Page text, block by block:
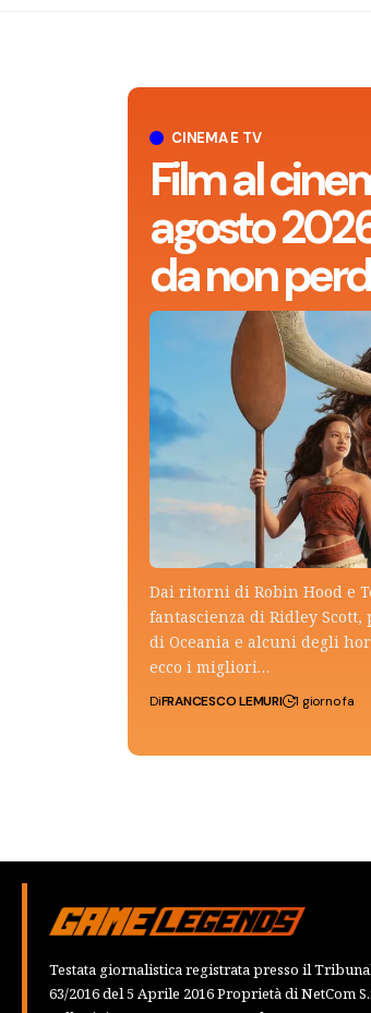
CINEMA E TV
Film al
agosto
da non
Dai ritorni di Robin Hood e
fantascienza di Ridley
di Oceania e alcuni degli
ecco i migliori…
DiFRANCESCO LEMURI 1 giorno fa
Testata giornalistica registrata presso il
63/2016 del 5 Aprile 2016 Proprietà di NetCom